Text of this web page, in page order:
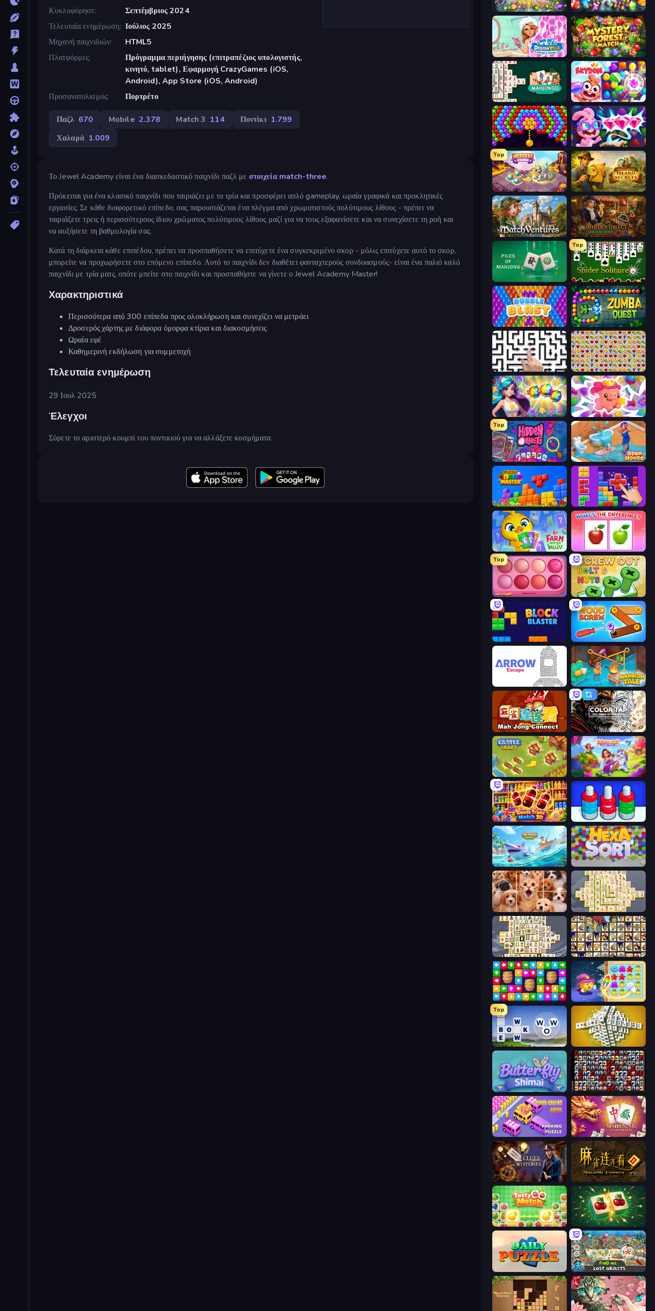
Κυκλοφόρησε
Σεπτέμβριος 2024
Τελευταία ενημέρωση Ιούλιος 2025
Μηχανή παιχνιδιών
HTML5
Πλατφόρμες
Πρόγραμμα περιήγησης (επιτραπέζιος υπολογιστής,
κινητό, tablet), Εφαρμογή CrazyGames (iOS,
Android), App Store (iOS, Android)
Προσανατολισμός
Πορτρέτο
Παζλ 670 Mobile 2.378 Match 3 114 Ποντίκι 1.799
Χαλαρά 1.009
Το Jewel Academy είναι ένα διασκεδαστικό παιχνίδι παζλ με στοιχεία match-three.
Πρόκειται για ένα κλασικό παιχνίδι που ταιριάζει με το τρία και προσφέρει απλό gameplay, ωραία γραφικά και προκλητικές
εργασίες. Σε κάθε διαφορετικό επίπεδο, σας παρουσιάζεται ένα πλέγμα από χρωματιστούς πολύτιμους λίθους - πρέπει να
ταιριάξετε τρεις ή περισσότερους ίδιου χρώματος πολύτιμους λίθους μαζί για να τους εξαφανίσετε και να συνεχίσετε τη ροή και
να αυξήσετε τη βαθμολογία σας.
Κατά τη διάρκεια κάθε επιπέδου, πρέπει να προσπαθήσετε να επιτύχετε ένα συγκεκριμένο σκορ - μόλις επιτύχετε αυτό το σκορ,
μπορείτε να προχωρήσετε στο επόμενο επίπεδο. Αυτό το παιχνίδι δεν διαθέτει φανταχτερούς συνδυασμούς- είναι ένα παλιό καλό
παιχνίδι με τρία ματς, οπότε μπείτε στο παιχνίδι και προσπαθήστε να γίνετε ο Jewel Academy Master!
Χαρακτηριστικά
Περισσότερα από 300 επίπεδα προς ολοκλήρωση και συνεχίζει να μετράει
Δροσερός χάρτης με διάφορα όμορφα κτίρια και διακοσμήσεις
Ωραία εφέ
Καθημερινή εκδήλωση για συμμετοχή
Τελευταία ενημέρωση
29 Ιουλ 2025
Έλεγχοι
Σύρετε το αριστερό κουμπί του ποντικιού για να αλλάξετε κοσμήματα.
Forgotten Treasure 2 Diamond Dungeon: Match 3
Designville: Merge & Design Mystery Forest - Match 3
Mahjongg Solitaire Skydom
Bubble Story Skydom: Reforged
Top
Mergest Kingdom Hidden Objects: Island Secrets
MatchVentures Hidden Object: Street Of Secrets
Piles of Mahjong
Top
Spider Solitaire
Bubble Blast Zumba Quest
Arrow Escape: Puzzle Same Game Fruit Collapse
Underwater Adventures: Match 3 Match Arena
Top
Hidden Objects Open House
Puzzle Block Master BlockBuster Puzzle
Farm Merge Valley What's The Difference?
Top
Piece of Cake: Merge and Bake Screw Out: Bolts and Nuts
Block Blaster Wood Screw: Bolts Puzzle
Arrow Escape Mansion Tale: Merge Secrets
Mahjong Connect (Legacy) Color Tap: Coloring by Numbers
Castle Craft Fairyland Merge & Magic
Goods Triple Match 3D
Tropical Merge
Jigpic Solitaire Mahjong Online
Mahjong Titans Tiles of the Simpsons
Tap Away Story Candy Riddles
Top
Words of Wonders Mahjong Tower
Butterfly Shimai War Mahjong
Car OUT! Jam Parking Puzzle Mahjong Unlimited
Hidden Object: Clues and Mysteries Mahjong Connect 2 (Legacy)
Tasty Match: Mahjong Pairs Mahjong Puzzle: Tile Match
Daily Puzzle Find Me: Lost Objects